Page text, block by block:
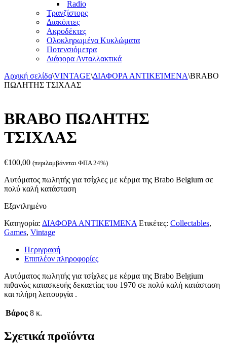
Radio
Τρανζίστορς
Διακόπτες
Ακροδέκτες
Ολοκληρωμένα Κυκλώματα
Ποτενσιόμετρα
Διάφορα Ανταλλακτικά
Αρχική σελίδα\VINTAGE\ΔΙΑΦΟΡΑ ΑΝΤΙΚΕΊΜΕΝΑ\BRABO
ΠΩΛΗΤΗΣ ΤΣΙΧΛΑΣ
BRABO ΠΩΛΗΤΗΣ
ΤΣΙΧΛΑΣ
€100,00 (περιλαμβάνεται ΦΠΑ 24%)
Αυτόματος πωλητής για τσίχλες με κέρμα της Brabo Belgium σε
πολύ καλή κατάσταση
Εξαντλημένο
Κατηγορία: ΔΙΑΦΟΡΑ ΑΝΤΙΚΕΊΜΕΝΑ Ετικέτες: Collectables,
Games, Vintage
Περιγραφή
Επιπλέον πληροφορίες
Αυτόματος πωλητής για τσίχλες με κέρμα της Brabo Belgium
πιθανώς κατασκευής δεκαετίας του 1970 σε πολύ καλή κατάσταση
και πλήρη λειτουργία .
Βάρος 8 κ.
Σχετικά προϊόντα